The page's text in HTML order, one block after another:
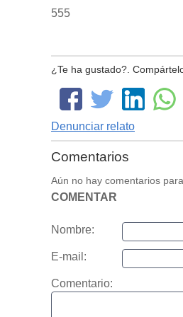
555
¿Te ha gustado?.
Denunciar relato
Comentarios
Aún no hay comentarios
COMENTAR
Nombre:
E-mail:
Comentario: